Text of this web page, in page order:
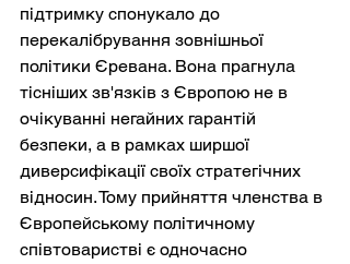
підтримку спонукало до
перекалібрування зовнішньої
політики Єревана. Вона прагнула
тісніших зв'язків з Європою не в
очікуванні негайних гарантій
безпеки, а в рамках ширшої
диверсифікації своїх стратегічних
відносин. Тому прийняття членства в
Європейському політичному
співтоваристві є одночасно